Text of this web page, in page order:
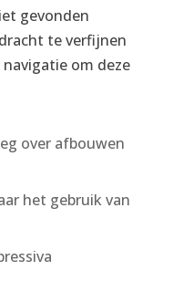
gevonden
te verfijnen
om deze
over afbouwen
het gebruik van